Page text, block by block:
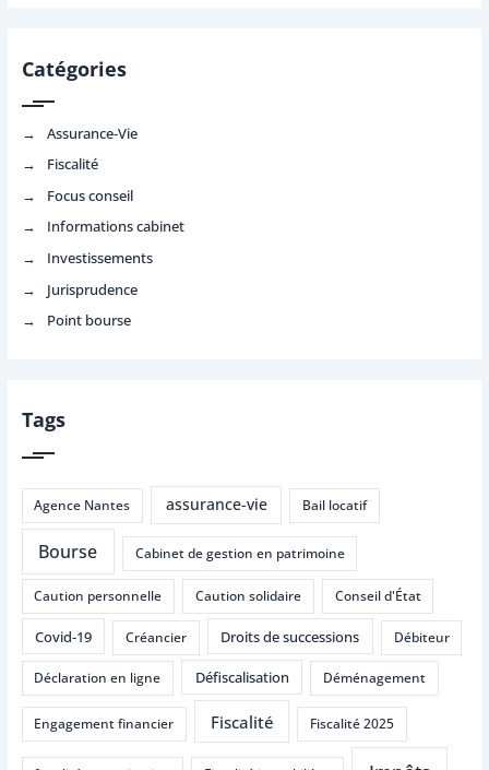
Catégories
Assurance-Vie
Fiscalité
Focus conseil
Informations cabinet
Investissements
Jurisprudence
Point bourse
Tags
Agence Nantes assurance-vie Bail locatif
Bourse Cabinet de gestion en patrimoine
Caution personnelle Caution solidaire Conseil d'État
Covid-19 Créancier Droits de successions Débiteur
Déclaration en ligne Défiscalisation Déménagement
Engagement financier Fiscalité Fiscalité 2025